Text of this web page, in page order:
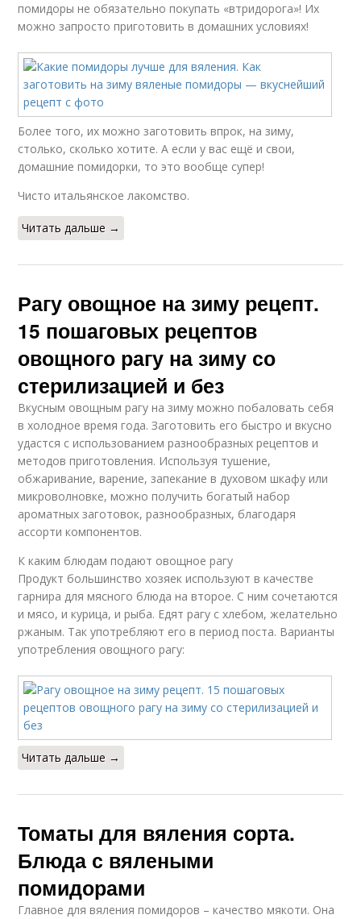
помидоры не обязательно покупать «втридорога»! Их
можно запросто приготовить в домашних условиях!
Более того, их можно заготовить впрок, на зиму,
столько, сколько хотите. А если у вас ещё и свои,
домашние помидорки, то это вообще супер!
Чисто итальянское лакомство.
Читать дальше →
Рагу овощное на зиму рецепт.
15 пошаговых рецептов
овощного рагу на зиму со
стерилизацией и без
Вкусным овощным рагу на зиму можно побаловать себя
в холодное время года. Заготовить его быстро и вкусно
удастся с использованием разнообразных рецептов и
методов приготовления. Используя тушение,
обжаривание, варение, запекание в духовом шкафу или
микроволновке, можно получить богатый набор
ароматных заготовок, разнообразных, благодаря
ассорти компонентов.
К каким блюдам подают овощное рагу
Продукт большинство хозяек используют в качестве
гарнира для мясного блюда на второе. С ним сочетаются
и мясо, и курица, и рыба. Едят рагу с хлебом, желательно
ржаным. Так употребляют его в период поста. Варианты
употребления овощного рагу:
Читать дальше →
Томаты для вяления сорта.
Блюда с вялеными
помидорами
Главное для вяления помидоров – качество мякоти. Она